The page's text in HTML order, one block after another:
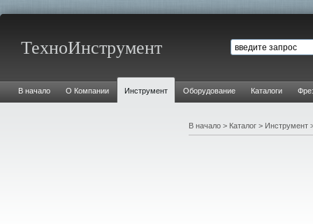
ТехноИнструмент
В начало О Компании Инструмент Оборудование Каталоги
В начало > Каталог > Инструмент